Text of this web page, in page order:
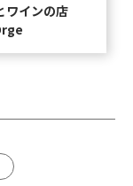
ワインの店